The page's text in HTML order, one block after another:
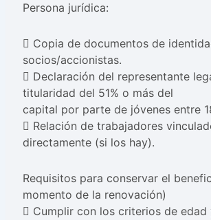
Persona jurídica:
 Copia de documentos de
socios/accionistas.
 Declaración del representante
titularidad del 51% o más del
capital por parte de jóvenes entre
 Relación de trabajadores
directamente (si los hay).
Requisitos para conservar el
momento de la renovación)
 Cumplir con los criterios de edad